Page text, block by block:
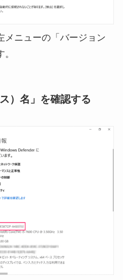
メニューの「バージョン
）名」を確認する